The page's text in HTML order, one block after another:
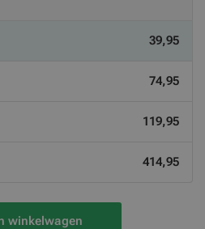
39,95
74,95
119,95
414,95
winkelwagen